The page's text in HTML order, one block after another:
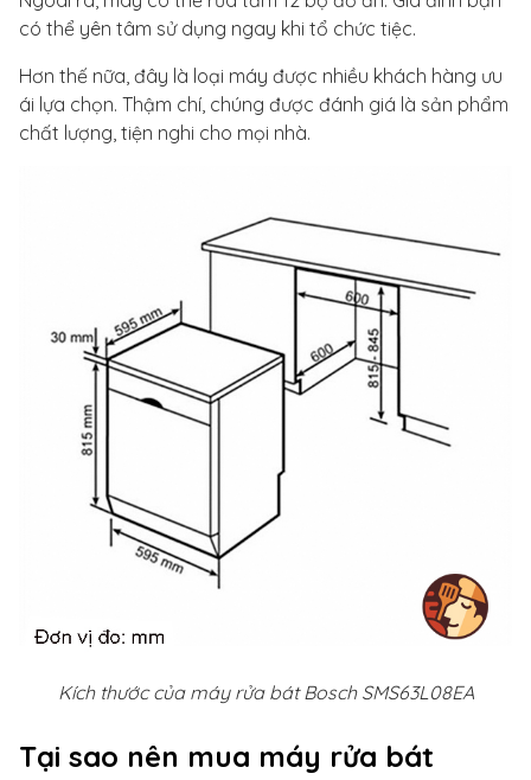
có thể yên tâm sử dụng ngay khi tổ chức tiệc.
Hơn thế nữa, đây là loại máy được nhiều khách hàng ưu
ái lựa chọn. Thậm chí, chúng được đánh giá là sản phẩm
chất lượng, tiện nghi cho mọi nhà.
Kích thước của máy rửa bát Bosch SMS63L08EA
Tại sao nên mua máy rửa bát